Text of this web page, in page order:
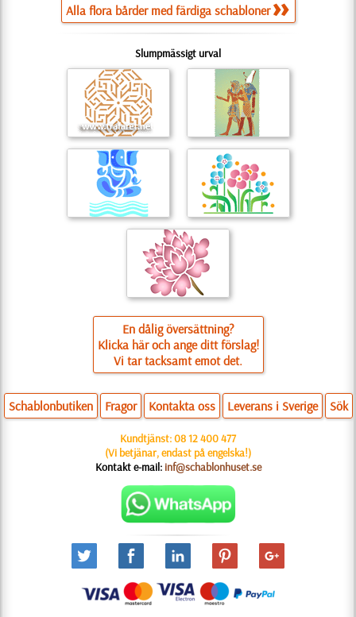
Alla flora bårder med färdiga schabloner
Slumpmässigt urval
En dålig översättning?
Klicka här och ange ditt förslag!
Vi tar tacksamt emot det.
Schablonbutiken Fragor Kontakta oss Leverans i Sverige Sök
Kundtjänst:08 12 400 477
(Vi betjänar, endast på engelska!)
Kontakt e-mail: inf@schablonhuset.se